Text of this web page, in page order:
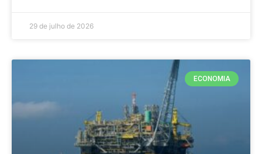
29 de julho de 2026
ECONOMIA